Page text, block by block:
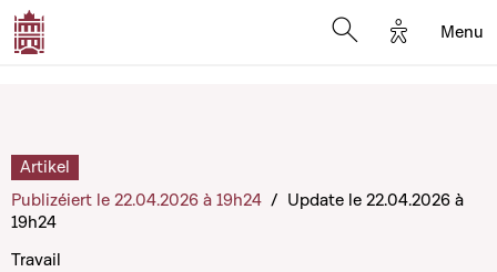
Options
Menu
Travail
Artikel
Publizéiert le 22.04.2026 à 19h24 / Update le 22.04.2026 à
19h24